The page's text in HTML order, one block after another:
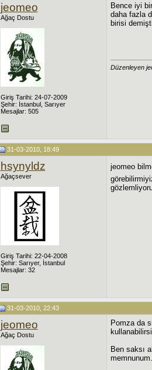
jeomeo
Ağaç Dostu
Giriş Tarihi: 24-07-2009
Şehir: İstanbul, Sarıyer
Mesajlar: 505
Bence iyi
daha fazla
birisi
Düzenleyen
31-03-2010, 18:49
hsynyldz
Ağaçsever
Giriş Tarihi: 22-04-2008
Şehir: Sarıyer, İstanbul
Mesajlar: 32
jeomeo
31-03-2010, 22:43
jeomeo
Ağaç Dostu
Pomza da
Ben saksı